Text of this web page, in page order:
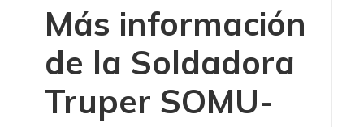
Más información
de la Soldadora
Truper SOMU-